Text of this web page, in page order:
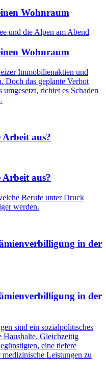
Wohnraum
Wohnraum
Immobilienaktien und
Doch das geplante Verbot
richtet es Schaden
aus?
aus?
Berufe unter Druck
werden.
in der
in der
sind ein sozialpolitisches
Haushalte. Gleichzeitig
eine tiefere
Leistungen zu